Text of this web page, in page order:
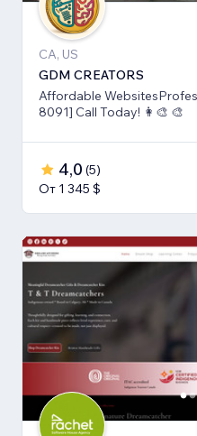
CA, US
GDM CREATORS
Affordable
8091] Call Today! 👩‍🎨 🎨
4,0 (5)
От 1 345 $